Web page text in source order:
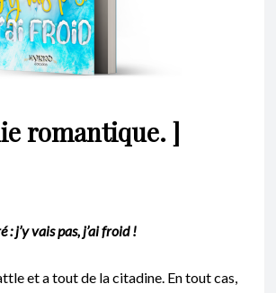
romantique. ]
: j’y vais pas, j’ai froid !
et a tout de la citadine. En tout cas,